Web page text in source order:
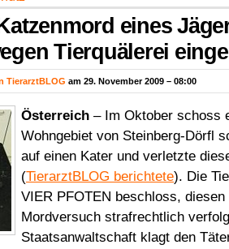
eines
Tierquälerei
TierarztBLOG am 29. November 2009 – 08:00
Österreich – Im Oktober schoss
Wohngebiet von Steinberg-Dörfl
auf einen Kater und verletzte
(TierarztBLOG berichtete). Die
VIER PFOTEN beschloss,
Mordversuch strafrechtlich
Staatsanwaltschaft klagt den